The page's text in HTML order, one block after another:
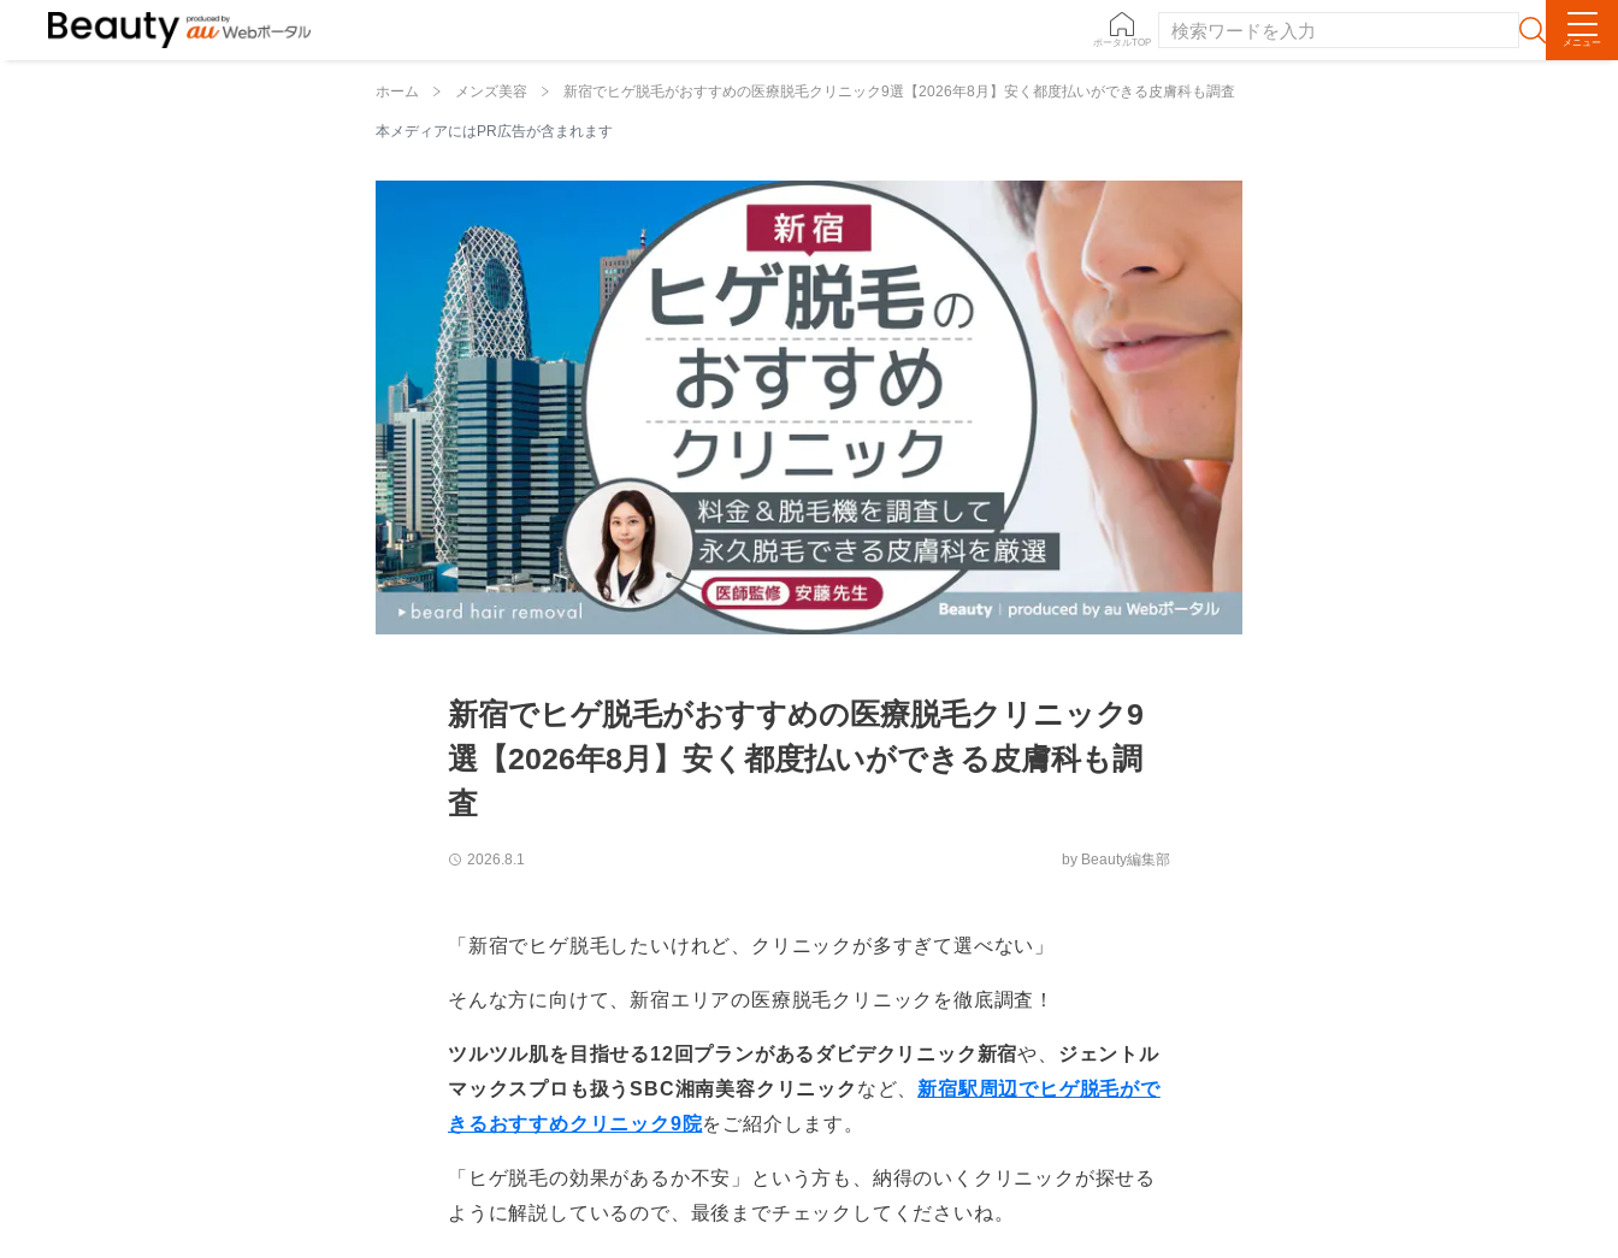
ポータルTOP メニュー
ホーム メンズ美容 新宿でヒゲ脱毛がおすすめの医療脱毛クリニック9選【2026年8月】安く都度払いができる皮膚科も調査
本メディアにはPR広告が含まれます
新宿でヒゲ脱毛がおすすめの医療脱毛クリニック9
選【2026年8月】安く都度払いができる皮膚科も調
査
2026.8.1 by Beauty編集部
「新宿でヒゲ脱毛したいけれど、クリニックが多すぎて選べない」
そんな方に向けて、新宿エリアの医療脱毛クリニックを徹底調査！
ツルツル肌を目指せる12回プランがあるダビデクリニック新宿や、 ジェントル
マックスプロも扱うSBC湘南美容クリニック など、 新宿駅周辺でヒゲ脱毛がで
きるおすすめクリニック9院をご紹介します。
「ヒゲ脱毛の効果があるか不安」という方も、納得のいくクリニックが探せる
ように解説しているので、最後までチェックしてくださいね。